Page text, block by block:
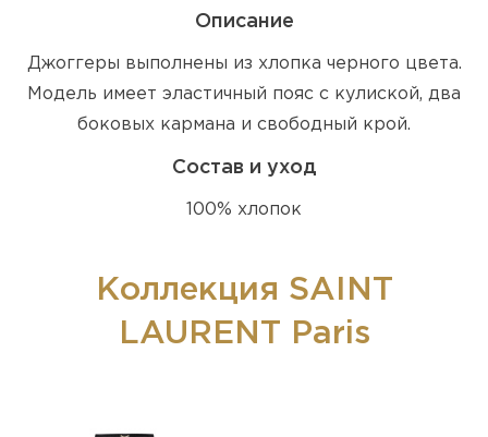
Описание
Джоггеры выполнены из хлопка черного цвета.
Модель имеет эластичный пояс с кулиской, два
боковых кармана и свободный крой.
Состав и уход
100% хлопок
Коллекция SAINT
LAURENT Paris